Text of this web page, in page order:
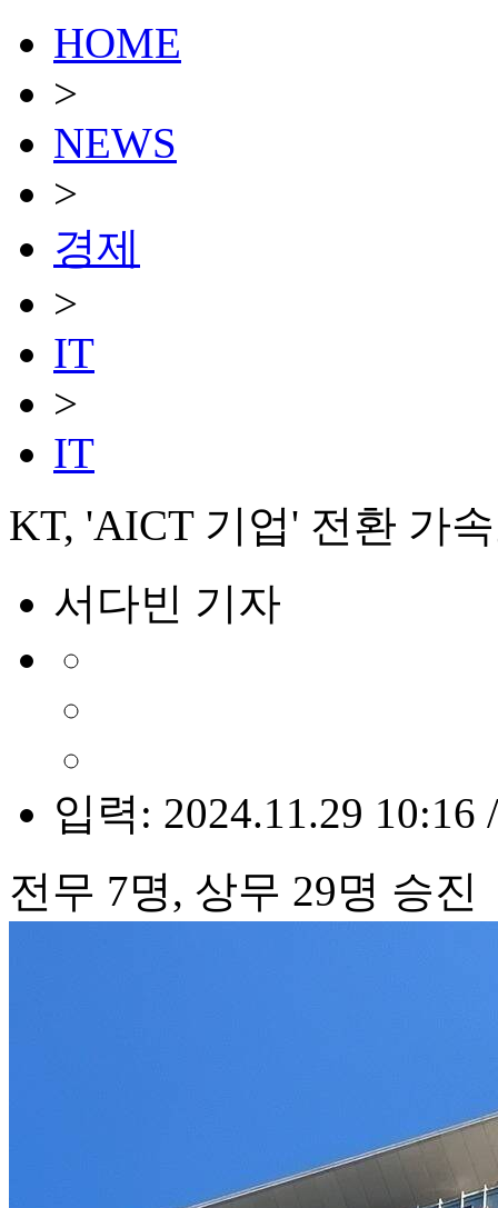
HOME
>
NEWS
>
경제
>
IT
>
IT
KT, 'AICT 기업' 전환 가
서다빈 기자
입력: 2024.11.29 10:16
전무 7명, 상무 29명 승진